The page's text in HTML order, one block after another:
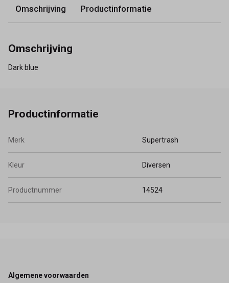
Omschrijving Productinformatie
Omschrijving
Dark blue
Productinformatie
Merk Supertrash
Kleur Diversen
Productnummer 14524
Footer
Algemene voorwaarden